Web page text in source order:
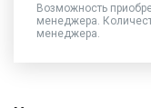
Возможность
менеджера.
менеджера.